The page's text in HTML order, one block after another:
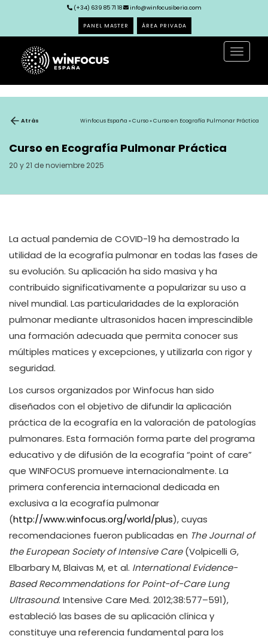
(+34) 639 85 71 18 info@winfocusiberia.com
PANEL MASTER ÁREA PRIVADA
Toggle
Atrás Winfocus España »Curso» Curso en Ecografía Pulmonar Práctica
Curso en Ecografía Pulmonar Práctica
20 y 21 de noviembre 2025
La actual pandemia de COVID-19 ha demostrado la
utilidad de la ecografía pulmonar en todas las fases de
su evolución. Su aplicación ha sido masiva y ha
contribuido significativamente a popularizar su uso a
nivel mundial. Las particularidades de la exploración
pulmonar mediante ultrasonidos hacen imprescindible
una formación adecuada que permita conocer sus
múltiples matices y excepciones, y utilizarla con rigor y
seguridad.
Los cursos organizados por Winfocus han sido
diseñados con el objetivo de difundir la aplicación
práctica de la ecografía en la valoración de patologías
pulmonares. Esta formación forma parte del programa
educativo y de difusión de la ecografía “point of care”
que WINFOCUS promueve internacionalmente. La
primera conferencia internacional dedicada en
exclusiva a la ecografía pulmonar
(http://www.winfocus.org/world/plus), cuyas
recomendaciones fueron publicadas en The Journal of
the European Society of Intensive Care(Volpicelli G,
Elbarbary M, Blaivas M, et al. International Evidence-
Based Recommendations for Point-of-Care Lung
Ultrasound. Intensive Care Med. 2012;38:577–591),
estableció las bases de su aplicación clínica y
constituye una referencia fundamental para los